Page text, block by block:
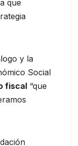
que
y la
Social
fiscal “que